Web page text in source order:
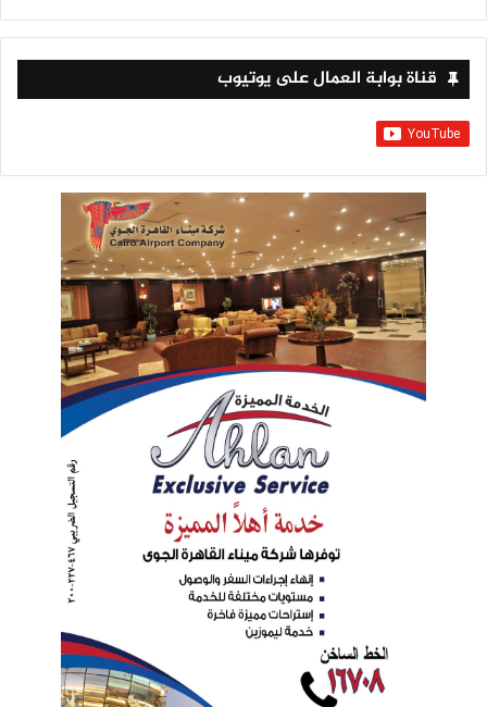
قناة بوابة العمال على يوتيوب